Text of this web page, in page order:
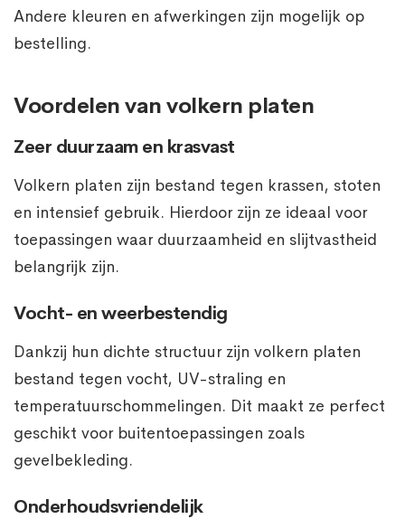
Andere kleuren en afwerkingen zijn mogelijk op
bestelling.
Voordelen van volkern platen
Zeer duurzaam en krasvast
Volkern platen zijn bestand tegen krassen, stoten
en intensief gebruik. Hierdoor zijn ze ideaal voor
toepassingen waar duurzaamheid en slijtvastheid
belangrijk zijn.
Vocht- en weerbestendig
Dankzij hun dichte structuur zijn volkern platen
bestand tegen vocht, UV-straling en
temperatuurschommelingen. Dit maakt ze perfect
geschikt voor buitentoepassingen zoals
gevelbekleding.
Onderhoudsvriendelijk